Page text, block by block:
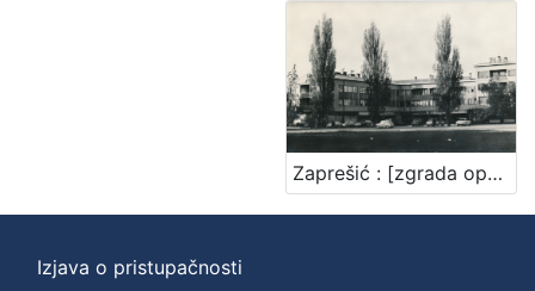
Zaprešić : [zgrada općine]
Izjava o pristupačnosti